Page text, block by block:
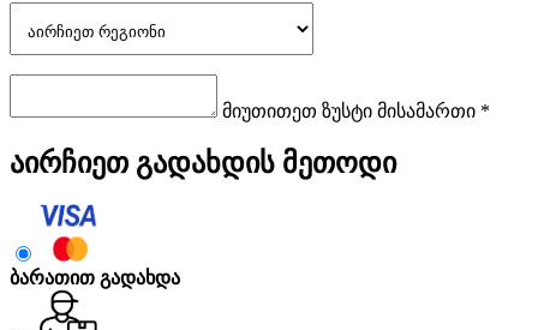
მიუთითეთ ზუსტი მისამართი *
აირჩიეთ გადახდის მეთოდი
ბარათით გადახდა